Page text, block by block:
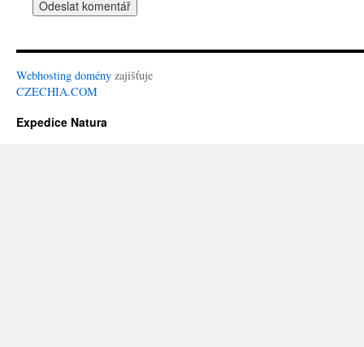
Webhosting domény zajišťuje
CZECHIA.COM
Expedice Natura